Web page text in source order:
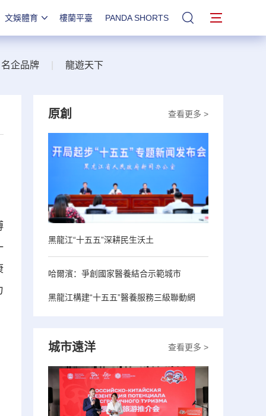
文娛體育 樓蘭平臺 PANDA SHORTS 站內搜索
名企品牌 龍遊天下
查看更多 >
原創
黑龍江“十五五”深耕民生沃土
哈爾濱：爭創國家醫養結合示範城市
黑龍江構建“十五五”醫養服務三級聯動網
查看更多 >
城市遠洋